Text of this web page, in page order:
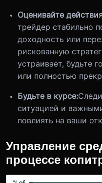
Оценивайте
трейдер стабильно
доходность или
рискованную
устраивает, будьте
или полностью
Будьте в курсе:
ситуацией и
повлиять на ваши
Управление
процессе